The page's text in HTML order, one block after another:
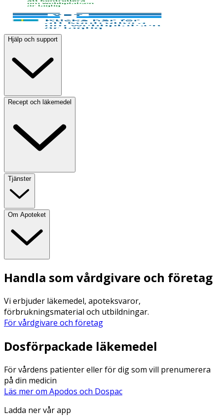
Hjälp och support
Recept och läkemedel
Tjänster
Om Apoteket
Handla som vårdgivare och företag
Vi erbjuder läkemedel, apoteksvaror,
förbrukningsmaterial och utbildningar.
För vårdgivare och företag
Dosförpackade läkemedel
För vårdens patienter eller för dig som vill prenumerera
på din medicin
Läs mer om Apodos och Dospac
Ladda ner vår app